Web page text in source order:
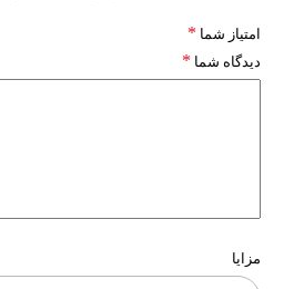
امتیاز شما *
دیدگاه شما *
مزایا